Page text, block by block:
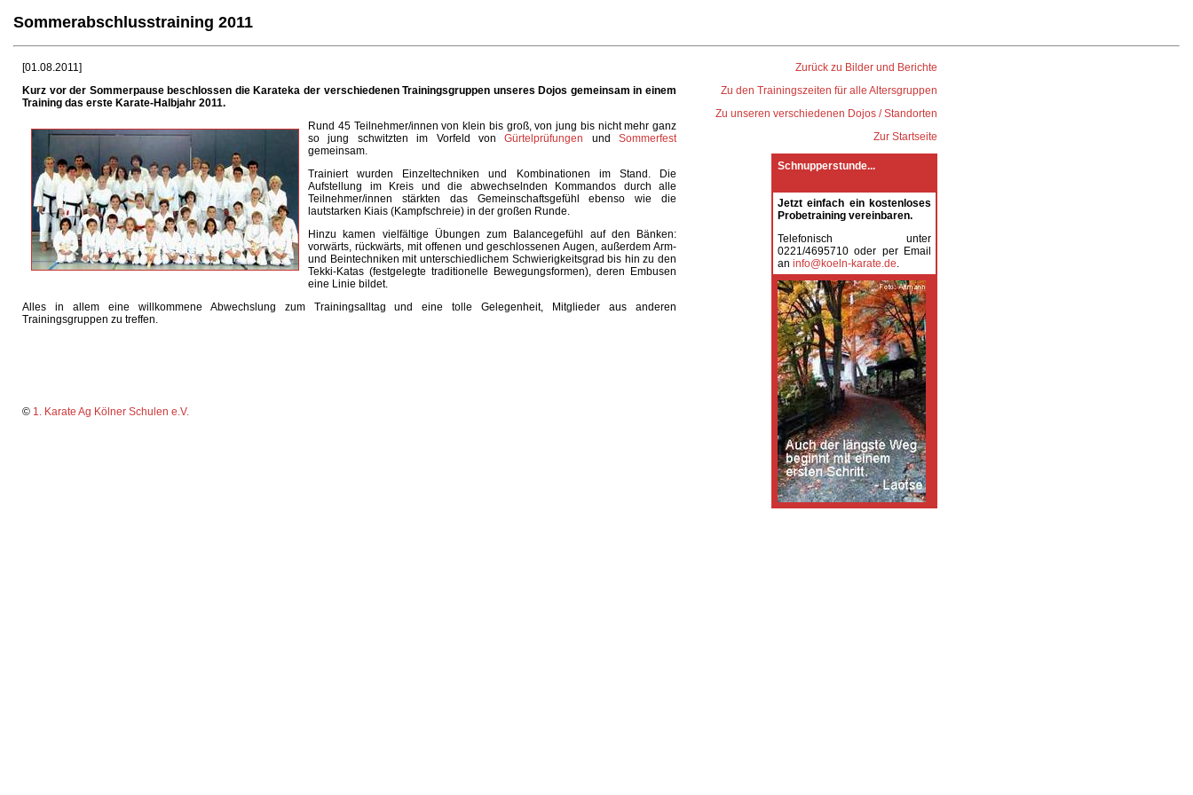
Sommerabschlusstraining 2011
[01.08.2011]
Kurz vor der Sommerpause beschlossen die Karateka der verschiedenen Trainingsgruppen unseres Dojos gemeinsam in einem
Training das erste Karate-Halbjahr 2011.
Rund 45 Teilnehmer/innen von klein bis groß, von jung bis nicht mehr ganz
so jung schwitzten im Vorfeld vonGürtelprüfungen und Sommerfest
gemeinsam.
Trainiert wurden Einzeltechniken und Kombinationen im Stand. Die
Aufstellung im Kreis und die abwechselnden Kommandos durch alle
Teilnehmer/innen stärkten das Gemeinschaftsgefühl ebenso wie die
lautstarken Kiais (Kampfschreie) in der großen Runde.
Hinzu kamen vielfältige Übungen zum Balancegefühl auf den Bänken:
vorwärts, rückwärts, mit offenen und geschlossenen Augen, außerdem Arm-
und Beintechniken mit unterschiedlichem Schwierigkeitsgrad bis hin zu den
Tekki-Katas (festgelegte traditionelle Bewegungsformen), deren Embusen
eine Linie bildet.
Alles in allem eine willkommene Abwechslung zum Trainingsalltag und eine tolle Gelegenheit, Mitglieder aus anderen
Trainingsgruppen zu treffen.
© 1. Karate Ag Kölner Schulen e.V.
Zurück zu Bilder und Berichte
Zu den Trainingszeiten für alle Altersgruppen
Zu unseren verschiedenen Dojos / Standorten
Zur Startseite
Schnupperstunde...
Jetzt einfach ein kostenloses
Probetraining vereinbaren.
Telefonisch unter
0221/4695710 oder per Email
an info@koeln-karate.de.